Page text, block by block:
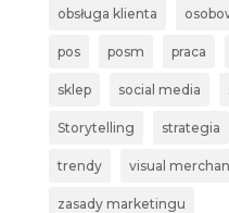
obsługa klienta
pos posm praca
sklep social media
Storytelling strategia
trendy visual
zasady marketingu